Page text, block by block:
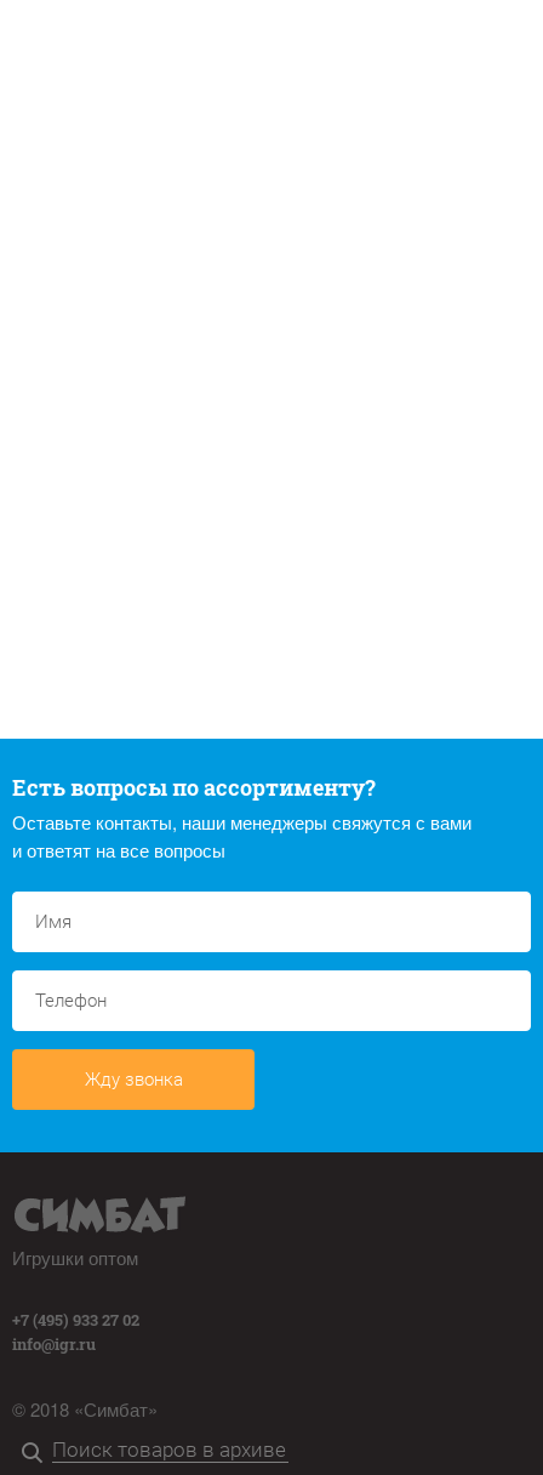
Есть вопросы по ассортименту?
Оставьте контакты, наши менеджеры свяжутся с вами
и ответят на все вопросы
Жду звонка
Игрушки оптом
+7 (495) 933 27 02
info@igr.ru
© 2018 «Симбат»